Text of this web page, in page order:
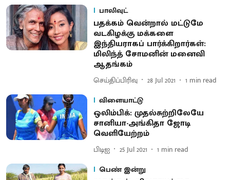
பாலிவுட்
பதக்கம் வென்றால் மட்டுமே
வடகிழக்கு மக்களை
இந்தியராகப் பார்க்கிறார்கள்:
மிலிந்த் சோமனின் மனைவி
ஆதங்கம்
செய்திப்பிரிவு 28 Jul 2021 1 min read
விளையாட்டு
ஒலிம்பிக்: முதல்சுற்றிலேயே
சானியா-அங்கிதா ஜோடி
வெளியேற்றம்
பிடிஐ 25 Jul 2021 1 min read
பெண் இன்று